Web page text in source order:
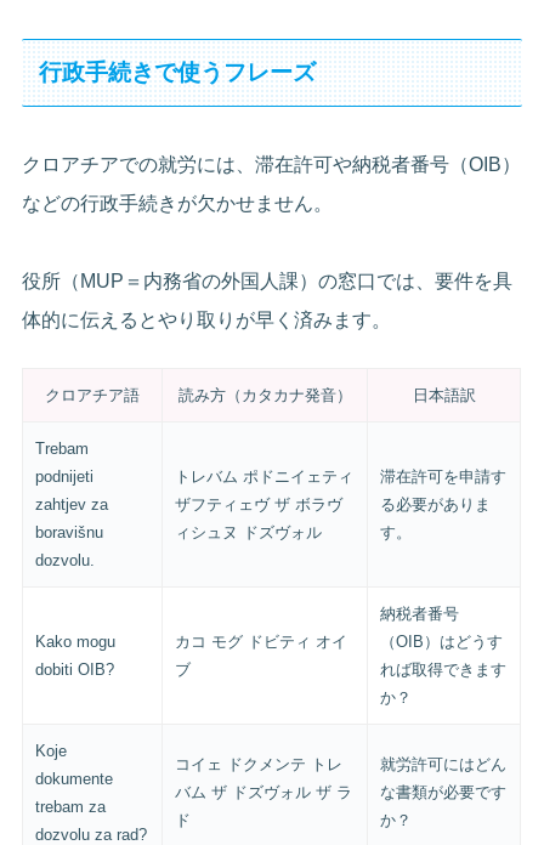
行政手続きで使うフレーズ
クロアチアでの就労には、滞在許可や納税者番号（OIB）
などの行政手続きが欠かせません。
役所（MUP＝内務省の外国人課）の窓口では、要件を具
体的に伝えるとやり取りが早く済みます。
クロアチア語 読み方（カタカナ発音） 日本語訳
Trebam
podnijeti
zahtjev za
boravišnu
dozvolu.
トレバム ポドニイェティ
ザフティェヴ ザ ボラヴ
ィシュヌ ドズヴォル
滞在許可を申請す
る必要がありま
す。
Kako mogu
dobiti OIB?
カコ モグ ドビティ オイ
ブ
納税者番号
（OIB）はどうす
れば取得できます
か？
Koje
dokumente
trebam za
dozvolu za rad?
コイェ ドクメンテ トレ
バム ザ ドズヴォル ザ ラ
ド
就労許可にはどん
な書類が必要です
か？